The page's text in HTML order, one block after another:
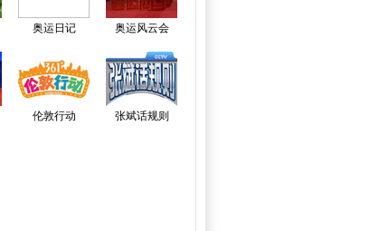
奥运日记 奥运风云会
伦敦行动 张斌话规则